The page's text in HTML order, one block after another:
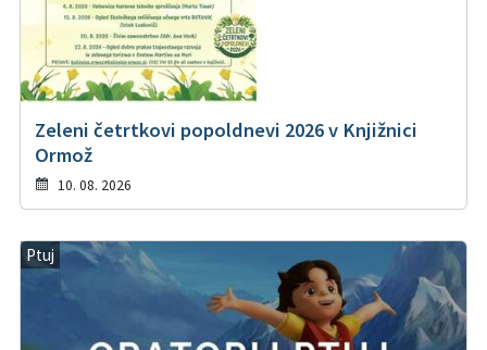
Zeleni četrtkovi popoldnevi 2026 v Knjižnici
Ormož
10. 08. 2026
Ptuj